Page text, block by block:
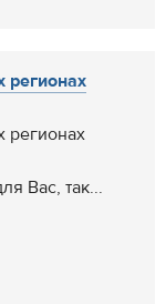
регионах
регионах
Вас, так...